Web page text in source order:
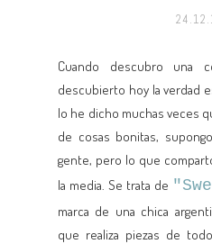
Cuando descubro una
descubierto hoy la verdad
lo he dicho muchas veces
de cosas bonitas,
gente, pero lo que
la media. Se trata de
marca de una chica
que realiza piezas de